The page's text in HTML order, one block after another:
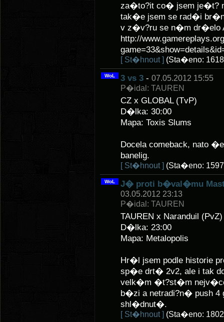
za�to?it co� jsem je�t?
tak�e jsem se rad�i
v z�v?ru se n�m dr�elo
http://
[ St�hnout ] (Sta�eno:
WoL 3 vs 3 - 07.05.2012 15:55
P�idal: TAUREN
CZ x GLOBAL (TvP)
D�lka: 30:00
Mapa: Toxis Slums
Docela comeback, nato
banelig.
[ St�hnout ] (Sta�eno:
WoL J� proti b�val�mu
03.05.2012 23:13
P�idal: TAUREN
TAUREN x Naranduil (PvZ)
D�lka: 23:00
Mapa: Metalopolis
Hr�l jsem podle historie
sp�e drt� 2v2, ale i tak
velk�m �t?st�m nejv�ce
b�zi a netradi?n� push 4
shl�dnut�.
[ St�hnout ] (Sta�eno: